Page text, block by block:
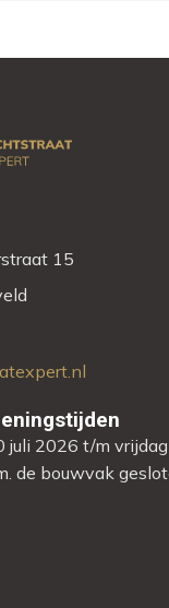
15
juli 2026 t/m
de bouwvak